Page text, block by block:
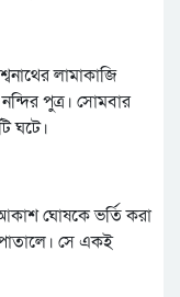
লামাকাজি
পুত্র। সোমবার
ঘটে।
ঘোষকে ভর্তি করা
সে একই